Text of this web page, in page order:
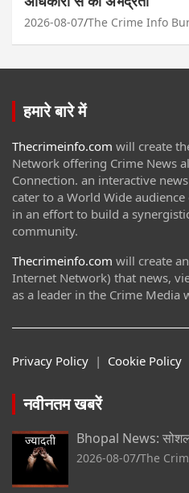
2026-08-07 The Crime Info
हमारे बारे में
Thecrimeinfo.com will create
Network offering Crime News
Connection. an interactive
cater to a World Wide audience
in an effort to build a
community.
Thecrimeinfo.com will create
Internet Network) that news,
as a leader in the Crime Media
Privacy Policy | Cookie Policy
नवीनतम खबरें
Bhopal News: सोशल
2026-08-07 The